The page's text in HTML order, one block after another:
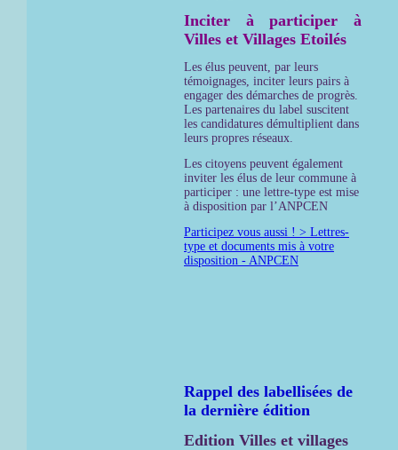
Inciter à participer à
Villes et Villages Etoilés
Les élus peuvent, par leurs
témoignages, inciter leurs pairs à
engager des démarches de progrès.
Les partenaires du label suscitent
les candidatures démultiplient dans
leurs propres réseaux.
Les citoyens peuvent également
inviter les élus de leur commune à
participer : une lettre-type est mise
à disposition par l’ANPCEN
Participez vous aussi ! > Lettres-
type et documents mis à votre
disposition - ANPCEN
Rappel des labellisées de
la dernière édition
Edition Villes et villages